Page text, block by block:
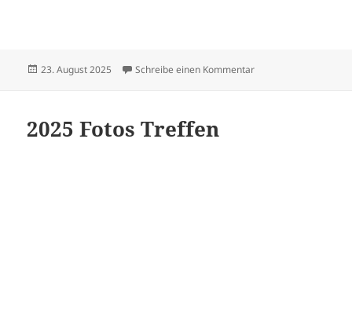
Veröffentlicht
23. August 2025 Schreibe einen Kommentarzu Sängerfest in
2025 Fotos Treffen